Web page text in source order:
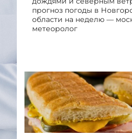
прогноз погоды в
области на неделю —
метеоролог